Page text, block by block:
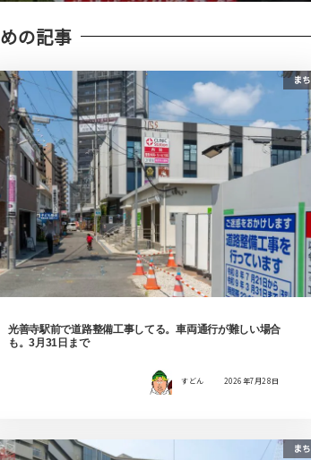
の記事
まち
光善寺駅前で道路整備工事してる。車両通行が難しい場合
も。3月31日まで
すどん 2026年7月28日
まち